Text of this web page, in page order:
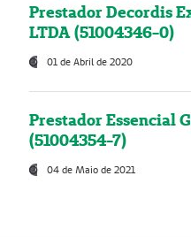
Prestador Decordis
LTDA (51004346-0)
01 de Abril de 2020
Prestador Essencial
(51004354-7)
04 de Maio de 2021